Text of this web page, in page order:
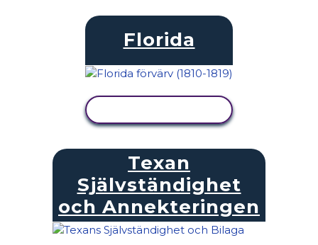
Florida
Texan
Självständighet
och Annekteringen